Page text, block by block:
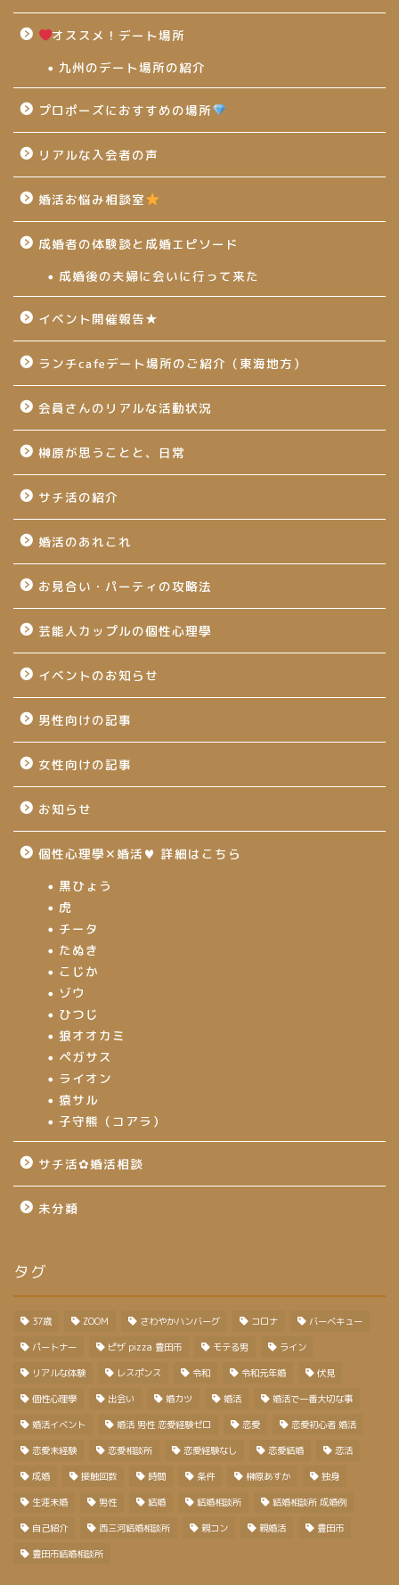
オススメ！デート場所
九州のデート場所の紹介
プロポーズにおすすめの場所
リアルな入会者の声
婚活お悩み相談室
成婚者の体験談と成婚エピソード
成婚後の夫婦に会いに行って来た
イベント開催報告★
ランチcafeデート場所のご紹介（東海地方）
会員さんのリアルな活動状況
榊原が思うことと、日常
サチ活の紹介
婚活のあれこれ
お見合い・パーティの攻略法
芸能人カップルの個性心理學
イベントのお知らせ
男性向けの記事
女性向けの記事
お知らせ
個性心理學✕婚活♥ 詳細はこちら
黒ひょう
虎
チータ
たぬき
こじか
ゾウ
ひつじ
狼オオカミ
ペガサス
ライオン
猿サル
子守熊（コアラ）
サチ活✿婚活相談
未分類
タグ
37歳 ZOOM さわやかハンバーグ コロナ バーベキュー
パートナー ピザ pizza 豊田市 モテる男 ライン
リアルな体験 レスポンス 令和 令和元年婚 伏見
個性心理學 出会い 婚カツ 婚活 婚活で一番大切な事
婚活イベント 婚活 男性 恋愛経験ゼロ 恋愛 恋愛初心者 婚活
恋愛未経験 恋愛相談所 恋愛経験なし 恋愛結婚 恋活
成婚 接触回数 時間 条件 榊原あすか 独身
生涯未婚 男性 結婚 結婚相談所 結婚相談所 成婚例
自己紹介 西三河結婚相談所 親コン 親婚活 豊田市
豊田市結婚相談所